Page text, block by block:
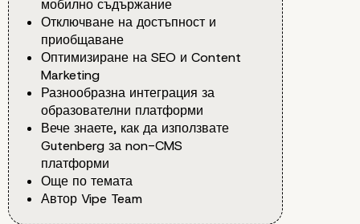
мобилно съдържание
Отключване на достъпност и
приобщаване
Оптимизиране на SEO и Content
Marketing
Разнообразна интеграция за
образователни платформи
Вече знаете, как да използвате
Gutenberg за non-CMS
платформи
Още по темата
Автор Vipe Team